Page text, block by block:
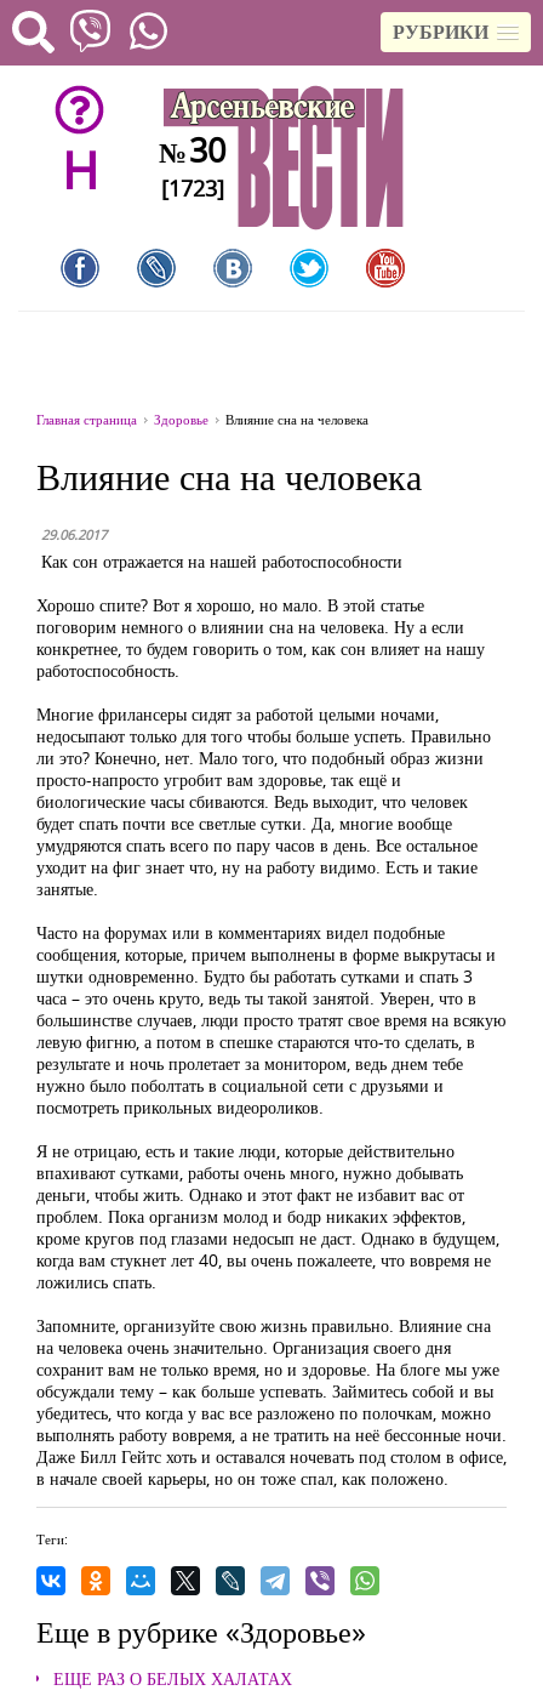
РУБРИКИ
H №30
[1723]
Главная страница Здоровье Влияние сна на человека
Влияние сна на человека
29.06.2017
Как сон отражается на нашей работоспособности
Хорошо спите? Вот я хорошо, но мало. В этой статье
поговорим немного о влиянии сна на человека. Ну а если
конкретнее, то будем говорить о том, как сон влияет на нашу
работоспособность.
Многие фрилансеры сидят за работой целыми ночами,
недосыпают только для того чтобы больше успеть. Правильно
ли это? Конечно, нет. Мало того, что подобный образ жизни
просто-напросто угробит вам здоровье, так ещё и
биологические часы сбиваются. Ведь выходит, что человек
будет спать почти все светлые сутки. Да, многие вообще
умудряются спать всего по пару часов в день. Все остальное
уходит на фиг знает что, ну на работу видимо. Есть и такие
занятые.
Часто на форумах или в комментариях видел подобные
сообщения, которые, причем выполнены в форме выкрутасы и
шутки одновременно. Будто бы работать сутками и спать 3
часа – это очень круто, ведь ты такой занятой. Уверен, что в
большинстве случаев, люди просто тратят свое время на всякую
левую фигню, а потом в спешке стараются что-то сделать, в
результате и ночь пролетает за монитором, ведь днем тебе
нужно было поболтать в социальной сети с друзьями и
посмотреть прикольных видеороликов.
Я не отрицаю, есть и такие люди, которые действительно
впахивают сутками, работы очень много, нужно добывать
деньги, чтобы жить. Однако и этот факт не избавит вас от
проблем. Пока организм молод и бодр никаких эффектов,
кроме кругов под глазами недосып не даст. Однако в будущем,
когда вам стукнет лет 40, вы очень пожалеете, что вовремя не
ложились спать.
Запомните, организуйте свою жизнь правильно. Влияние сна
на человека очень значительно. Организация своего дня
сохранит вам не только время, но и здоровье. На блоге мы уже
обсуждали тему – как больше успевать. Займитесь собой и вы
убедитесь, что когда у вас все разложено по полочкам, можно
выполнять работу вовремя, а не тратить на неё бессонные ночи.
Даже Билл Гейтс хоть и оставался ночевать под столом в офисе,
в начале своей карьеры, но он тоже спал, как положено.
Теги:
Еще в рубрике «Здоровье»
ЕЩЕ РАЗ О БЕЛЫХ ХАЛАТАХ